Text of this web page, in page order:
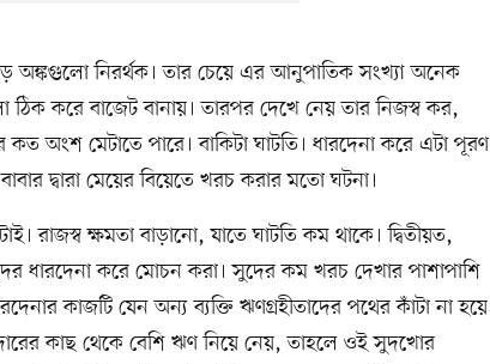
অঙ্কগুলো নিরর্থক। তার চেয়ে এর আনুপাতিক সংখ্যা অনেক
করে বাজেট বানায়। তারপর দেখে নেয় তার নিজস্ব কর,
অংশ মেটাতে পারে। বাকিটা ঘাটতি। ধারদেনা করে এটা পূরণ
দ্বারা মেয়ের বিয়েতে খরচ করার মতো ঘটনা।
রাজস্ব ক্ষমতা বাড়ানো, যাতে ঘাটতি কম থাকে। দ্বিতীয়ত,
ধারদেনা করে মোচন করা। সুদের কম খরচ দেখার পাশাপাশি
কাজটি যেন অন্য ব্যক্তি ঋণগ্রহীতাদের পথের কাঁটা না হয়ে
কাছ থেকে বেশি ঋণ নিয়ে নেয়, তাহলে ওই সুদখোর